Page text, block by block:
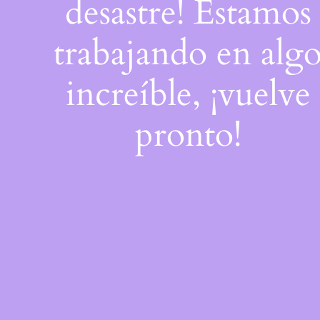
desastre! Estamos
trabajando en
increíble, ¡vuelve
pronto!